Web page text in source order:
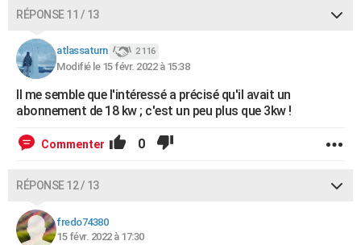
RÉPONSE 11 / 13
atlassaturn 2 116
Modifié le 15 févr. 2022 à 15:38
Il me semble que l'intéressé a précisé qu'il avait un
abonnement de 18 kw ; c'est un peu plus que 3kw !
Commenter 0
RÉPONSE 12 / 13
fredo74380
15 févr. 2022 à 17:30